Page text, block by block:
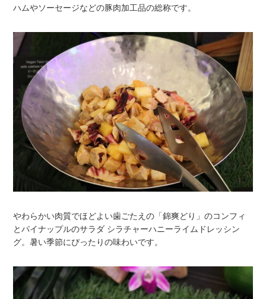
ハムやソーセージなどの豚肉加工品の総称です。
やわらかい肉質でほどよい歯ごたえの「錦爽どり」のコンフィ
とパイナップルのサラダ シラチャーハニーライムドレッシン
グ。暑い季節にぴったりの味わいです。